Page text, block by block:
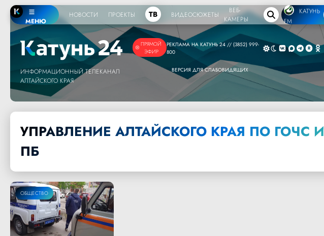
МЕНЮ
НОВОСТИ ПРОЕКТЫ ТВ ВИДЕОСЮЖЕТЫ
ВЕБ-
КАМЕРЫ
КАТУНЬ
FM
ПРЯМОЙ
ЭФИР
ИНФОРМАЦИОННЫЙ ТЕЛЕКАНАЛ
АЛТАЙСКОГО КРАЯ
РЕКЛАМА НА КАТУНЬ 24 // (3852) 999-
800
ВЕРСИЯ ДЛЯ СЛАБОВИДЯЩИХ
УПРАВЛЕНИЕ АЛТАЙСКОГО КРАЯ ПО ГОЧС И
ПБ
ОБЩЕСТВО